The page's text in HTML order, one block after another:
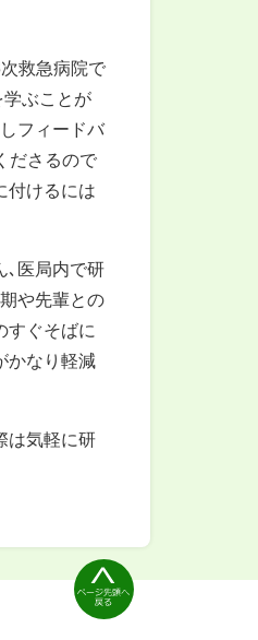
救急病院で
ぶことが
フィードバ
ださるので
付けるには
､医局内で研
や先輩との
すぐそばに
かなり軽減
は気軽に研